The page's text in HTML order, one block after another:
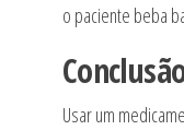
o paciente beba
Usar um